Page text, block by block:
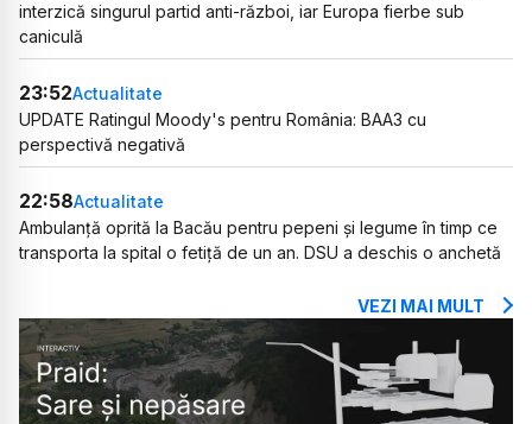
interzică singurul partid anti-război, iar Europa fierbe sub
caniculă
23:52Actualitate
UPDATE Ratingul Moody's pentru România: BAA3 cu
perspectivă negativă
22:58Actualitate
Ambulanță oprită la Bacău pentru pepeni și legume în timp ce
transporta la spital o fetiță de un an. DSU a deschis o anchetă
VEZI MAI MULT